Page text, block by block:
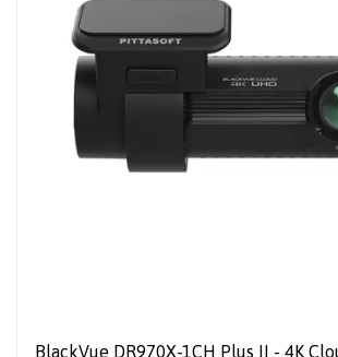
BlackVue DR970X-1CH Plus II - 4K